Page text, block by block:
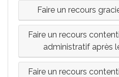
Faire un recours
Faire un recours
administratif après
Faire un recours